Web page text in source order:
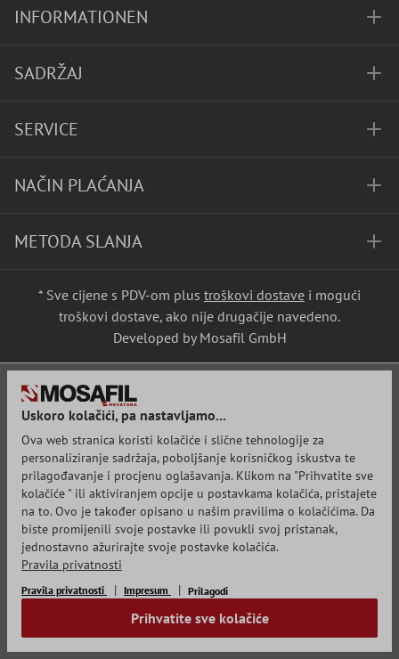
INFORMATIONEN
SADRŽAJ
SERVICE
NAČIN PLAĆANJA
METODA SLANJA
* Sve cijene s PDV-om plus troškovi dostave i mogući
troškovi dostave, ako nije drugačije navedeno.
Developed by Mosafil GmbH
Uskoro kolačići, pa nastavljamo...
Ova web stranica koristi kolačiće i slične tehnologije za
personaliziranje sadržaja, poboljšanje korisničkog iskustva te
prilagođavanje i procjenu oglašavanja. Klikom na "Prihvatite sve
kolačiće " ili aktiviranjem opcije u postavkama kolačića, pristajete
na to. Ovo je također opisano u našim pravilima o kolačićima. Da
biste promijenili svoje postavke ili povukli svoj pristanak,
jednostavno ažurirajte svoje postavke kolačića.
Pravila privatnosti
Pravila privatnosti Impresum Prilagodi
Prihvatite sve kolačiće